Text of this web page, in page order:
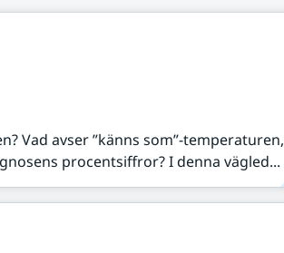
Vad avser ”känns som”-temperaturen,
procentsiffror? I denna vägled...